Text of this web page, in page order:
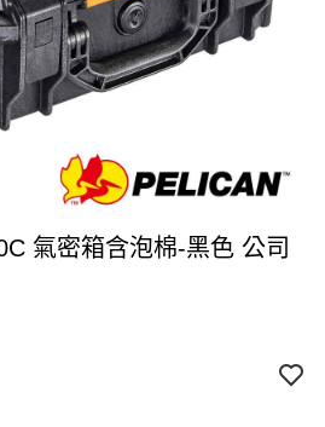
氣密箱含泡棉-黑色 公司